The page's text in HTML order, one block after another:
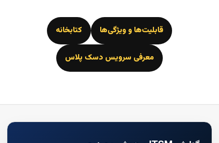
قابلیت‌ها و ویژگی‌ها کتابخانه
معرفی سرویس دسک پلاس